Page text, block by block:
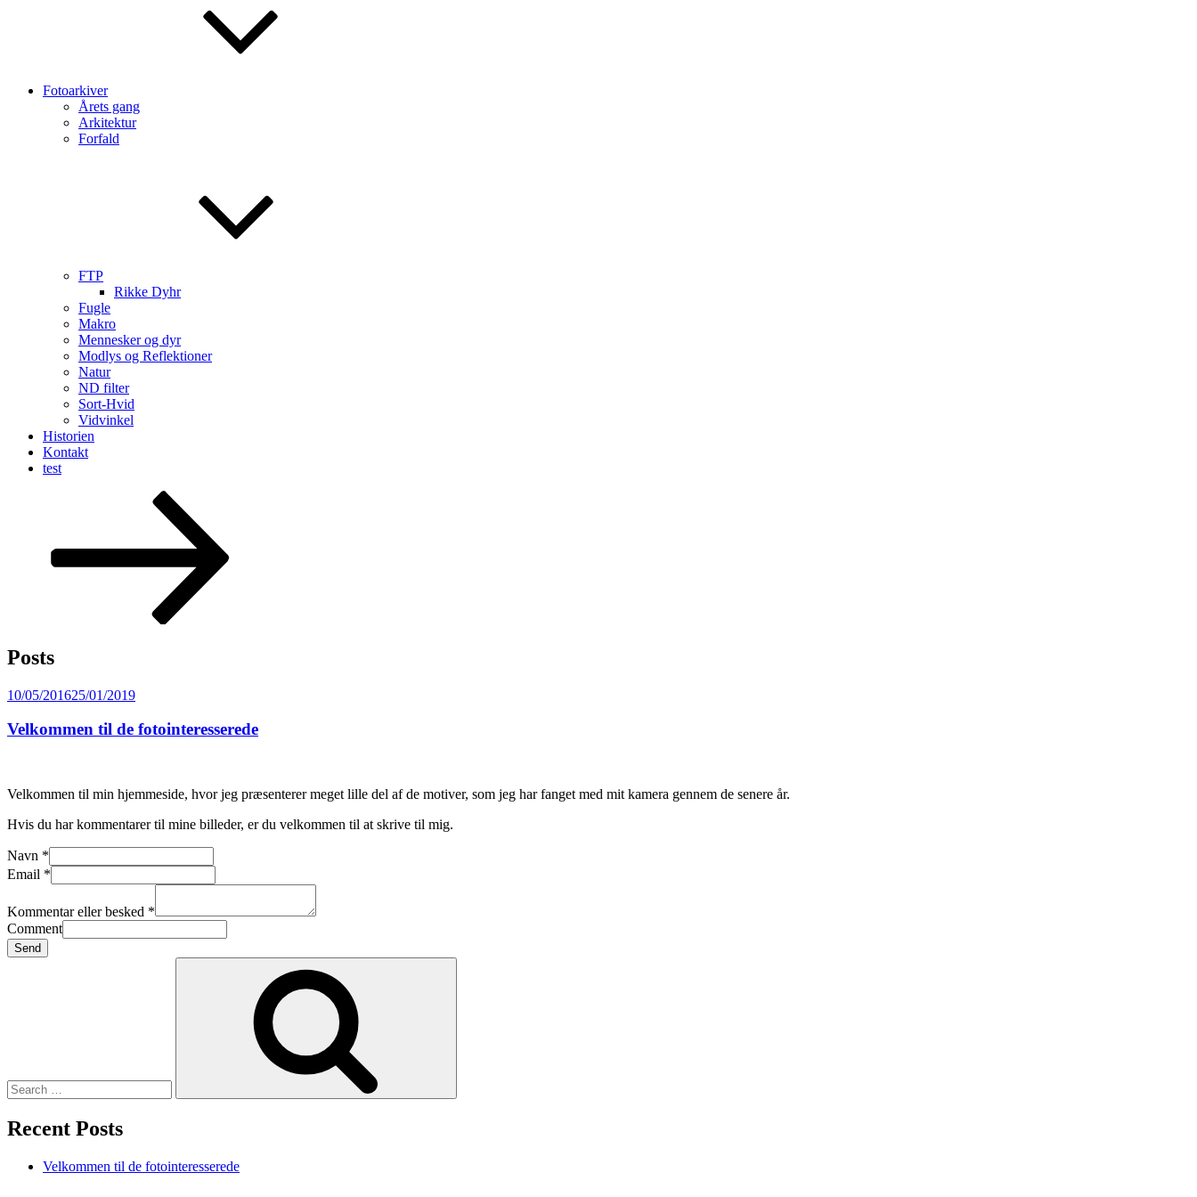
Fotoarkiver
Årets gang
Arkitektur
Forfald
FTP
Rikke Dyhr
Fugle
Makro
Mennesker og dyr
Modlys og Reflektioner
Natur
ND filter
Sort-Hvid
Vidvinkel
Historien
Kontakt
test
Posts
Posted
10/05/201625/01/2019
Velkommen til de fotointeresserede
Velkommen til min hjemmeside, hvor jeg præsenterer meget lille del af de motiver, som jeg har fanget med mit kamera gennem de senere år.
Hvis du har kommentarer til mine billeder, er du velkommen til at skrive til mig.
Navn *
Email *
Kommentar eller besked *
Comment
Send
Recent Posts
Velkommen til de fotointeresserede